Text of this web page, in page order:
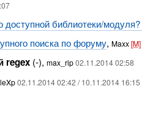
доступной библиотеки/модуля?
поиска по форуму, Maxx[M]
regex(-), max_rip02.11.2014 02:58
02.11.2014 02:42 / 10.11.2014 16:15